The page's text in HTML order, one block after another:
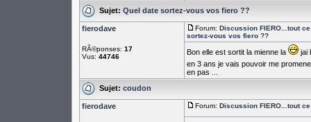
Sujet: Quel date sortez-vous vos fiero ??
fierodave
RÃ©ponses: 17
Vus: 44746
Forum: Discussion FIERO...tout
sortez-vous vos fiero ??
Bon elle est sortit la mienne la
jai
en 3 ans je vais pouvoir me
en pas ...
Sujet: coudon
fierodave Forum: Discussion FIERO...tout